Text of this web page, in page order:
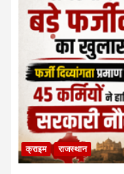
क्राइम राजस्थान